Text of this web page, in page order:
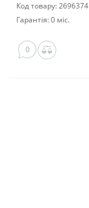
Код товару: 2696374
Гарантія: 0 міс.
0